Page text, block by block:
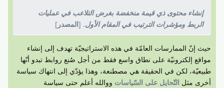
إنشاء محتوى ذي قيمة منخفضة بغرض التلاعب في عمليات
الربط ومؤشرات الترتيب في المقام الأول. [المصدر ]
حيث إنّ الممارسات العامّة في هذه الاستراتيجيّة تهدف إلى إنشاء
مواقع إلكترونيّة على نطاق واسع فقط من أجل صُنع روابط تبدو أنّها
طبيعيّة، لكن في الحقيقة هي مصطنعة، وهذا يؤدّي إلى انتهاك سياسة
أخرى مثل التّحايل على السّياسات ووالله أعلم حتى سياسة